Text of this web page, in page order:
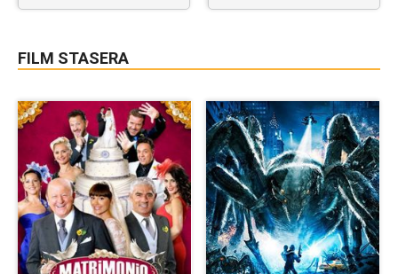
FILM STASERA